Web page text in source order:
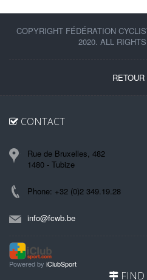
COPYRIGHT FÉDÉRATION
2020. ALL
RETOUR
CONTACT
Rue de Bruxelles, 482
1480 - Tubize
Phone: +32 (0)2 349.19.28
info@fcwb.be
Powered by iClubSport
FIND